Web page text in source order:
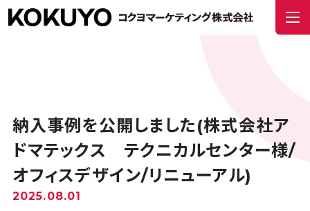
納入事例を公開しました(株式会社ア
ドマテックス テクニカルセンター様/
オフィスデザイン/リニューアル)
2025.08.01